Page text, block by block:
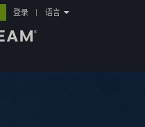
登录 语言